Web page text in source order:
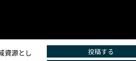
資源とし
投稿する